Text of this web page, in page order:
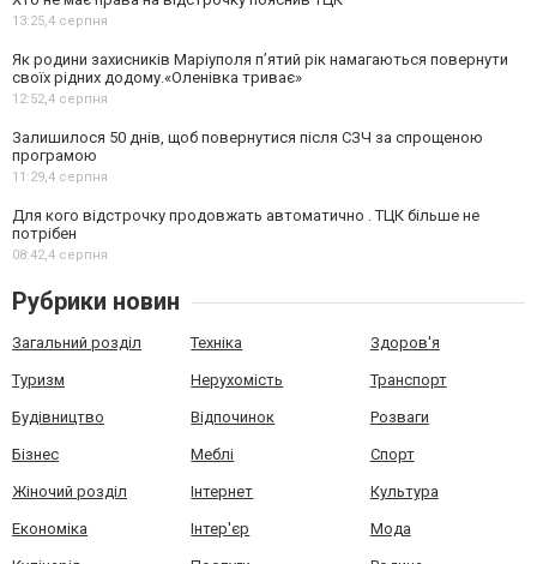
13:25,4 серпня
Як родини захисників Маріуполя пʼятий рік намагаються повернути
своїх рідних додому.«Оленівка триває»
12:52,4 серпня
Залишилося 50 днів, щоб повернутися після СЗЧ за спрощеною
програмою
11:29,4 серпня
Для кого відстрочку продовжать автоматично . ТЦК більше не
потрібен
08:42,4 серпня
Рубрики новин
Загальний розділ Техніка Здоров'я
Туризм Нерухомість Транспорт
Будівництво Відпочинок Розваги
Бізнес Меблі Спорт
Жіночий розділ Інтернет Культура
Економіка Інтер'єр Мода